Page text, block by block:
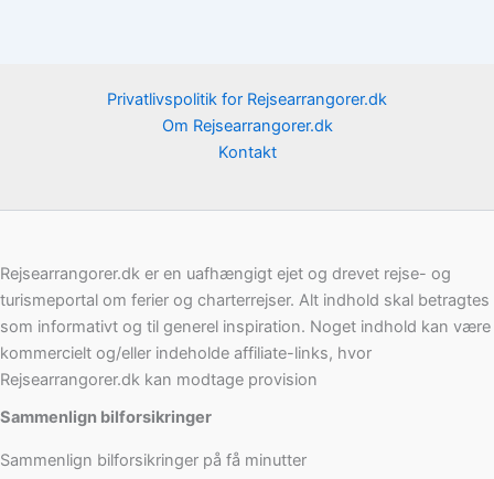
Privatlivspolitik for Rejsearrangorer.dk
Om Rejsearrangorer.dk
Kontakt
Rejsearrangorer.dk er en uafhængigt ejet og drevet rejse- og
turismeportal om ferier og charterrejser. Alt indhold skal betragtes
som informativt og til generel inspiration. Noget indhold kan være
kommercielt og/eller indeholde affiliate-links, hvor
Rejsearrangorer.dk kan modtage provision
Sammenlign bilforsikringer
Sammenlign bilforsikringer på få minutter